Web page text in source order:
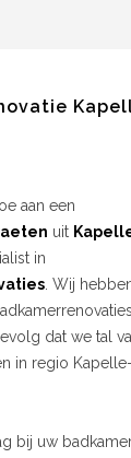
aan een
uit
in
. Wij
dat we tal
in regio
bij uw